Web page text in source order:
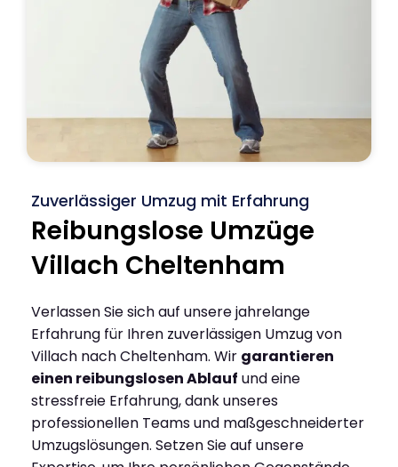
Zuverlässiger Umzug mit Erfahrung
Reibungslose Umzüge
Villach Cheltenham
Verlassen Sie sich auf unsere jahrelange
Erfahrung für Ihren zuverlässigen Umzug von
Villach nach Cheltenham. Wir garantieren
einen reibungslosen Ablauf und eine
stressfreie Erfahrung, dank unseres
professionellen Teams und maßgeschneiderter
Umzugslösungen. Setzen Sie auf unsere